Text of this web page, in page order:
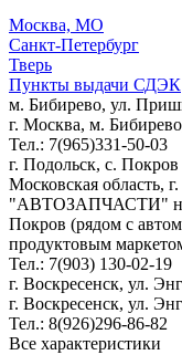
Москва, МО
Санкт-Петербург
Тверь
Пункты выдачи СДЭК
м. Бибирево, ул.
г. Москва, м.
Тел.: 7(965)331-50-03
г. Подольск, c.
Московская область,
"АВТОЗАПЧАСТИ" на
Покров (рядом с
продуктовым
Тел.: 7(903) 130-02-19
г. Воскресенск, ул.
г. Воскресенск, ул.
Тел.: 8(926)296-86-82
Все характеристики